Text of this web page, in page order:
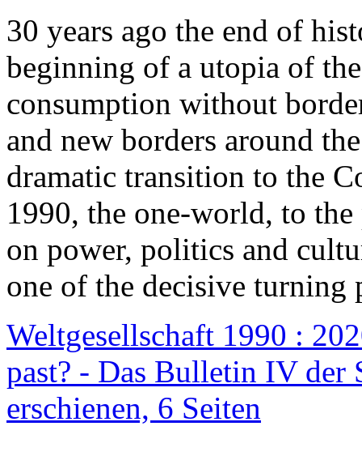
30 years ago the end of
beginning of a utopia of
consumption without
and new borders around
dramatic transition to the
1990, the one-world, to the
on power, politics and
one of the decisive turning
Weltgesellschaft 1990 :
past? - Das Bulletin IV der
erschienen, 6 Seiten